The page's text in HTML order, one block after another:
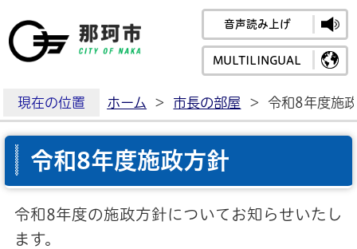
那珂市公式ホームペ
音声読み上げ
MULTILINGUAL
現在の位置 ホーム > 市長の部屋 > 令和8年度施
令和8年度施政方針
令和8年度の施政方針についてお知らせいたし
ます。